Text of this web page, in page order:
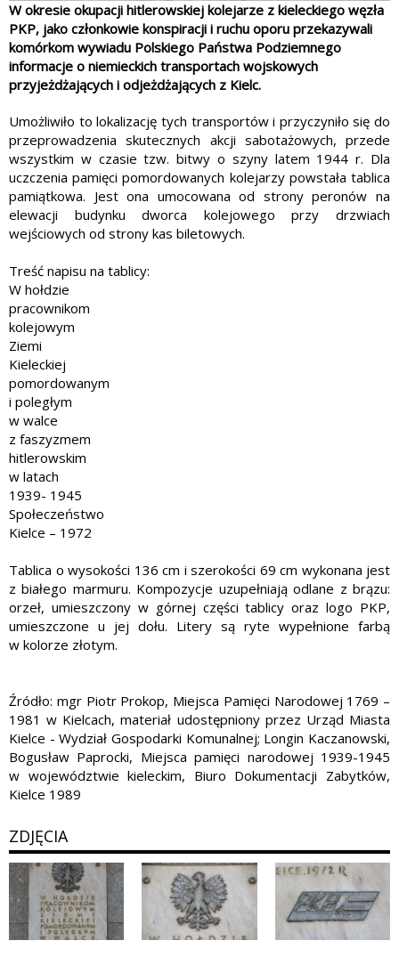
W okresie okupacji hitlerowskiej kolejarze z kieleckiego węzła
PKP, jako członkowie konspiracji i ruchu oporu przekazywali
komórkom wywiadu Polskiego Państwa Podziemnego
informacje o niemieckich transportach wojskowych
przyjeżdżających i odjeżdżających z Kielc.
Umożliwiło to lokalizację tych transportów i przyczyniło się do
przeprowadzenia skutecznych akcji sabotażowych, przede
wszystkim w czasie tzw. bitwy o szyny latem 1944 r. Dla
uczczenia pamięci pomordowanych kolejarzy powstała tablica
pamiątkowa. Jest ona umocowana od strony peronów na
elewacji budynku dworca kolejowego przy drzwiach
wejściowych od strony kas biletowych.
Treść napisu na tablicy:
W hołdzie
pracownikom
kolejowym
Ziemi
Kieleckiej
pomordowanym
i poległym
w walce
z faszyzmem
hitlerowskim
w latach
1939- 1945
Społeczeństwo
Kielce – 1972
Tablica o wysokości 136 cm i szerokości 69 cm wykonana jest
z białego marmuru. Kompozycje uzupełniają odlane z brązu:
orzeł, umieszczony w górnej części tablicy oraz logo PKP,
umieszczone u jej dołu. Litery są ryte wypełnione farbą
w kolorze złotym.
Źródło: mgr Piotr Prokop, Miejsca Pamięci Narodowej 1769 –
1981 w Kielcach, materiał udostępniony przez Urząd Miasta
Kielce - Wydział Gospodarki Komunalnej; Longin Kaczanowski,
Bogusław Paprocki, Miejsca pamięci narodowej 1939-1945
w województwie kieleckim, Biuro Dokumentacji Zabytków,
Kielce 1989
ZDJĘCIA